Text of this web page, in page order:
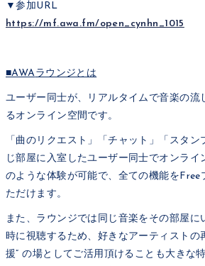
▼参加URL
https://mf.awa.fm/open_cynhn_1015
■AWAラウンジとは
ユーザー同士が、リアルタイムで音楽の流
るオンライン空間です。
「曲のリクエスト」「チャット」「スタン
じ部屋に入室したユーザー同士でオンライ
のような体験が可能で、全ての機能をFree
ただけます。
また、ラウンジでは同じ音楽をその部屋に
時に視聴するため、好きなアーティストの
援” の場としてご活用頂けることも大きな